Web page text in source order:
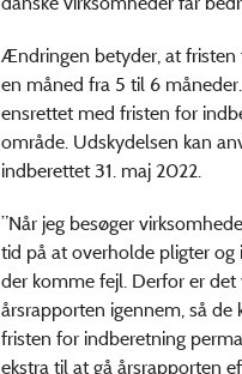
Ændringen betyder, at fristen
en måned fra 5 til 6
ensrettet med fristen for
område. Udskydelsen kan
indberettet 31. maj 2022.
”Når jeg besøger
tid på at overholde pligter og
der komme fejl. Derfor er
årsrapporten igennem, så de
fristen for indberetning
ekstra til at gå årsrapporten